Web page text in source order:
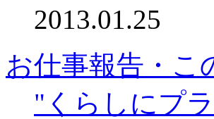
2013.01.25
お仕事報告・こ
"くらしにプ